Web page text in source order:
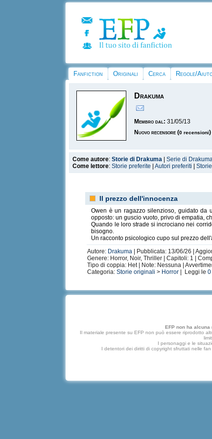
Fanfiction Originali Cerca Regole/
Drakuma
Membro dal: 31/05/13
Nuovo recensore (0 recensioni)
Come autore:Storie di Drakuma |Serie di
Come lettore:Storie preferite |Autori preferiti |
Il prezzo dell'innocenza
Owen è un ragazzo silenzioso, guidato
opposto: un guscio vuoto, privo di empatia,
Quando le loro strade si incrociano nei
bisogno.
Un racconto psicologico cupo sul prezzo
Autore: Drakuma | Pubblicata: 13/06/26 |
Genere: Horror, Noir, Thriller | Capitoli: 1 |
Tipo di coppia: Het | Note: Nessuna |
Categoria:Storie originali > Horror | Leggi le0
EFP non ha
Il materiale presente su EFP non può essere riprodotto
I personaggi e le
I detentori dei diritti di copyright sfruttati nelle